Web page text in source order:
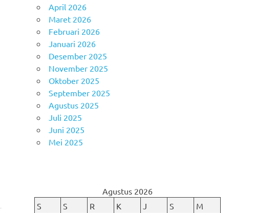
April 2026
Maret 2026
Februari 2026
Januari 2026
Desember 2025
November 2025
Oktober 2025
September 2025
Agustus 2025
Juli 2025
Juni 2025
Mei 2025
Agustus 2026
S
S R K J S
M